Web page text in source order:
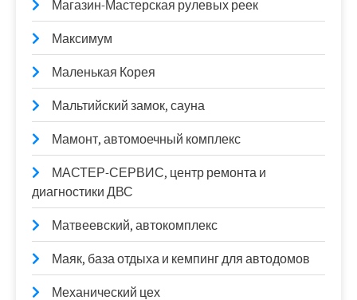
Магазин-Мастерская рулевых реек
Максимум
Маленькая Корея
Мальтийский замок, сауна
Мамонт, автомоечный комплекс
МАСТЕР-СЕРВИС, центр ремонта и
диагностики ДВС
Матвеевский, автокомплекс
Маяк, база отдыха и кемпинг для автодомов
Механический цех